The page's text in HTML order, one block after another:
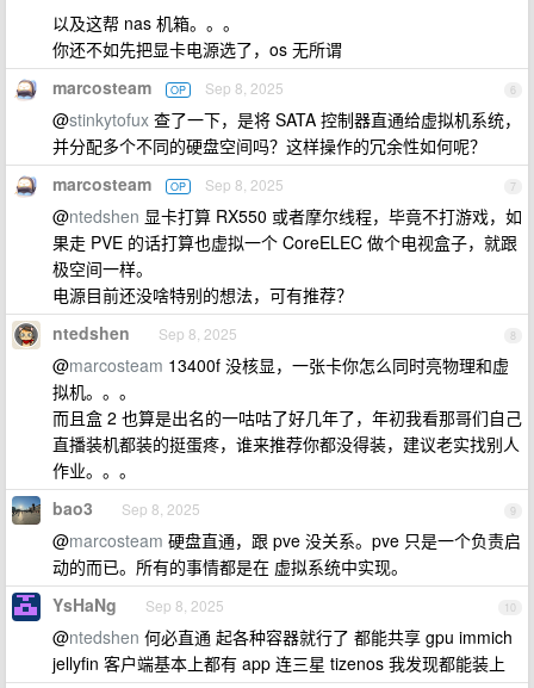
以及这帮 nas 机箱。。。
你还不如先把显卡电源选了，os 无所谓
6
marcosteam OP Sep 8, 2025
@stinkytofux 查了一下，是将 SATA 控制器直通给虚拟机系统，
并分配多个不同的硬盘空间吗？这样操作的冗余性如何呢？
7
marcosteam OP Sep 8, 2025
@ntedshen 显卡打算 RX550 或者摩尔线程，毕竟不打游戏，如
果走 PVE 的话打算也虚拟一个 CoreELEC 做个电视盒子，就跟
极空间一样。
电源目前还没啥特别的想法，可有推荐？
8
ntedshen Sep 8, 2025
@marcosteam 13400f 没核显，一张卡你怎么同时亮物理和虚
拟机。。。
而且盒 2 也算是出名的一咕咕了好几年了，年初我看那哥们自己
直播装机都装的挺蛋疼，谁来推荐你都没得装，建议老实找别人
作业。。。
9
bao3 Sep 8, 2025
@marcosteam 硬盘直通，跟 pve 没关系。pve 只是一个负责启
动的而已。所有的事情都是在 虚拟系统中实现。
10
YsHaNg Sep 8, 2025
@ntedshen 何必直通 起各种容器就行了 都能共享 gpu immich
jellyfin 客户端基本上都有 app 连三星 tizenos 我发现都能装上